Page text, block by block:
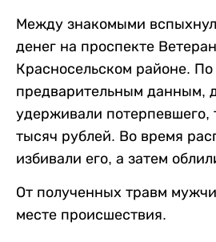
Между знакомыми
денег на проспекте
Красносельском районе. По
предварительным данным,
удерживали потерпевшего,
тысяч рублей. Во время
избивали его, а затем
От полученных травм
месте происшествия.